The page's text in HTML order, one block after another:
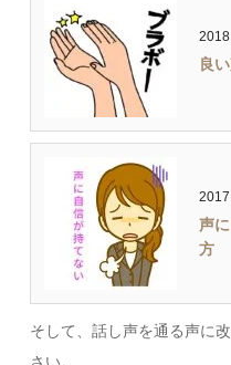
良
声
方
そして、話し声を通る声に